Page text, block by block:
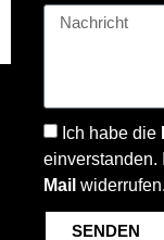
Ich habe die
einverstanden.
Mail widerrufen.
SENDEN